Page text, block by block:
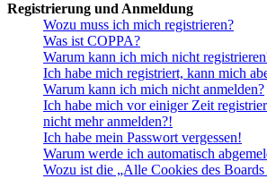
Registrierung und Anmeldung
Wozu muss ich mich registrieren?
Was ist COPPA?
Warum kann ich mich nicht
Ich habe mich registriert, kann mich
Warum kann ich mich nicht anmelden?
Ich habe mich vor einiger Zeit
nicht mehr anmelden?!
Ich habe mein Passwort vergessen!
Warum werde ich automatisch
Wozu ist die „Alle Cookies des